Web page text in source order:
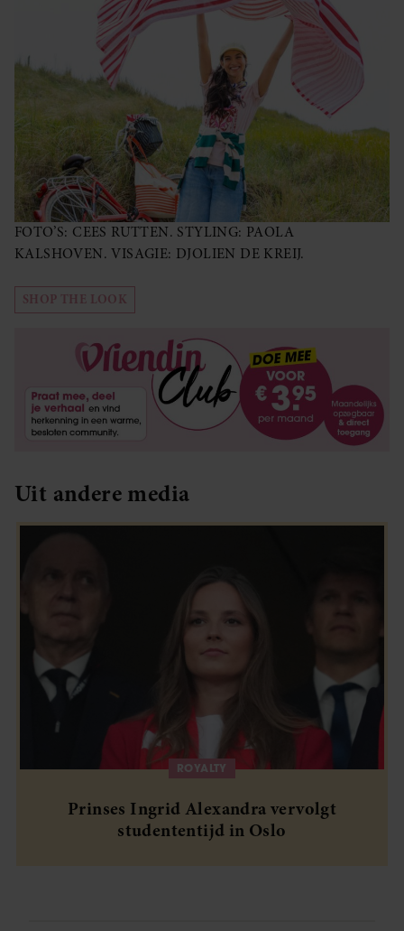
FOTO’S: CEES RUTTEN. STYLING: PAOLA
KALSHOVEN. VISAGIE: DJOLIEN DE KREIJ.
SHOP THE LOOK
Uit andere media
ROYALTY
Prinses Ingrid Alexandra vervolgt
studententijd in Oslo